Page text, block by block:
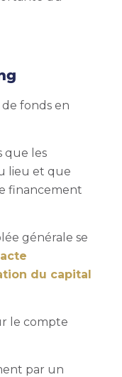
de fonds en
que les
lieu et que
financement
générale se
du capital
le compte
par un